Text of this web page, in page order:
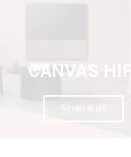
CANVAS HIFI
Scopri di più